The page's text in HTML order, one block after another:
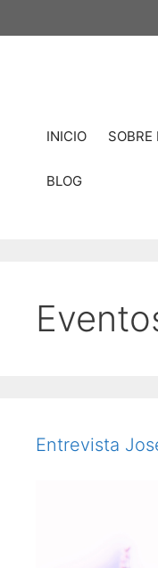
INICIO SOBRE
BLOG
Entrevista